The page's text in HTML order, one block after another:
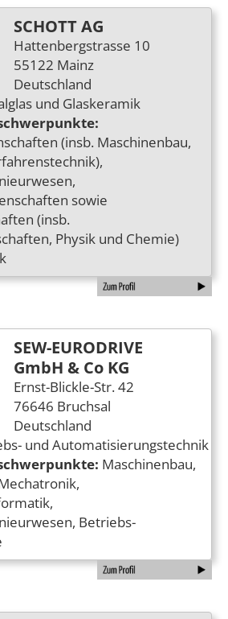
SCHOTT AG
Hattenbergstrasse 10
55122 Mainz
Deutschland
und Glaskeramik
(insb. Maschinenbau,
sowie
(insb.
Physik und Chemie)
SEW-EURODRIVE
GmbH & Co KG
Ernst-Blickle-Str. 42
76646 Bruchsal
Deutschland
und Automatisierungstechnik
Maschinenbau,
Betriebs­